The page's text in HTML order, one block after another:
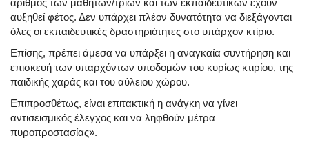
αριθμός των μαθητών/τριών και των εκπαιδευτικών έχουν
αυξηθεί φέτος. Δεν υπάρχει πλέον δυνατότητα να διεξάγονται
όλες οι εκπαιδευτικές δραστηριότητες στο υπάρχον κτίριο.
Επίσης, πρέπει άμεσα να υπάρξει η αναγκαία συντήρηση και
επισκευή των υπαρχόντων υποδομών του κυρίως κτιρίου, της
παιδικής χαράς και του αύλειου χώρου.
Επιπροσθέτως, είναι επιτακτική η ανάγκη να γίνει
αντισεισμικός έλεγχος και να ληφθούν μέτρα
πυροπροστασίας».